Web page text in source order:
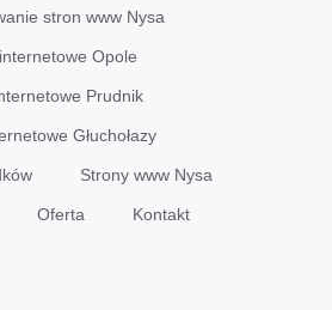
stron www Nysa
Opole
Prudnik
Głuchołazy
Strony www Nysa
Oferta Kontakt